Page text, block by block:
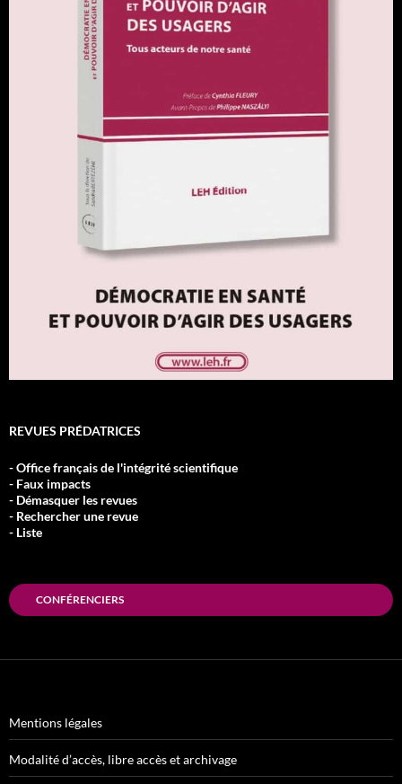
REVUES PRÉDATRICES
- Office français de l'intégrité scientifique
- Faux impacts
- Démasquer les revues
- Rechercher une revue
- Liste
CONFÉRENCIERS
Mentions légales
Modalité d’accès, libre accès et archivage